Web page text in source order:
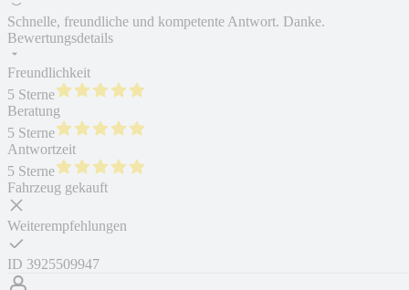
Schnelle, freundliche und kompetente Antwort. Danke.
Bewertungsdetails
Freundlichkeit
5 Sterne
Beratung
5 Sterne
Antwortzeit
5 Sterne
Fahrzeug gekauft
Weiterempfehlungen
ID 3925509947